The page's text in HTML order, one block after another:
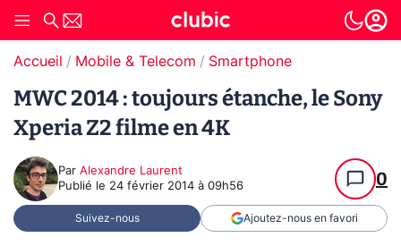
Accueil Mobile & Telecom Smartphone
MWC 2014 : toujours étanche, le Sony
Xperia Z2 filme en 4K
Par Alexandre Laurent
Publié le 24 février 2014 à 09h56 0
Suivez-nous Ajoutez-nous en favori